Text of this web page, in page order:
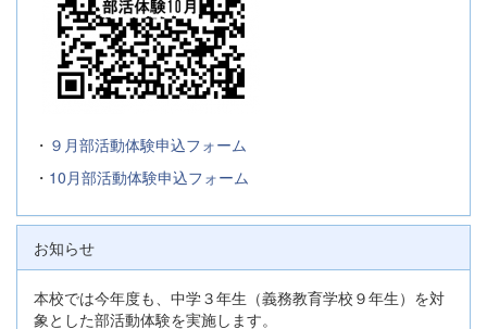
・ ９月部活動体験申込フォーム
・ 10月部活動体験申込フォーム
お知らせ
本校では今年度も、中学３年生（義務教育学校９年生）を対
象とした部活動体験を実施します。